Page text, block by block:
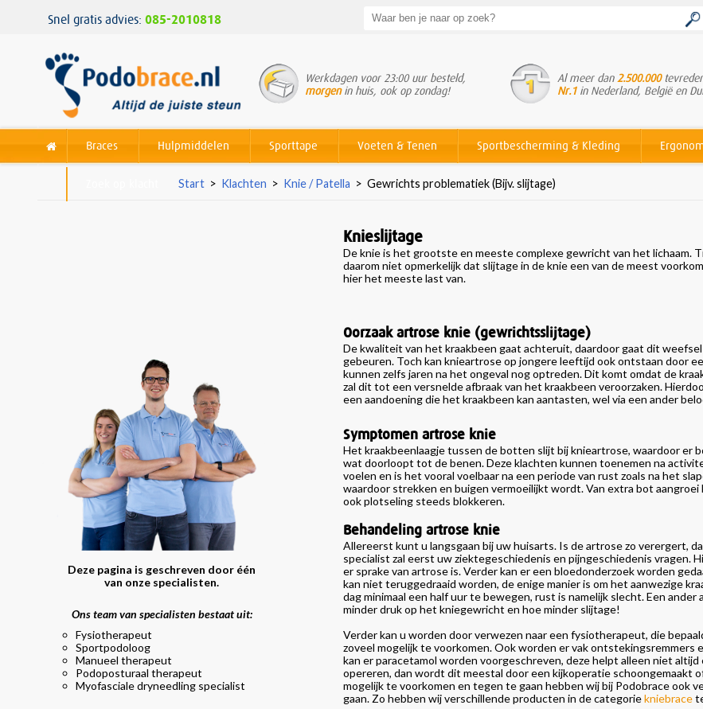
Snel gratis advies: 085-2010818
Werkdagen voor 23:00 uur besteld,
morgenin huis, ook op zondag!
Al meer dan 2.500.000
Nr.1in Nederland, België en
Braces Hulpmiddelen Sporttape Voeten & Tenen Sportbescherming & Kleding
Start > Klachten > Knie / Patella > Gewrichts problematiek (Bijv. slijtage)
Deze pagina is geschreven door één
van onze specialisten.
Ons team van specialisten bestaat uit:
Fysiotherapeut
Sportpodoloog
Manueel therapeut
Podoposturaal therapeut
Myofasciale dryneedling specialist
Knieslijtage
De knie is het grootste en meeste complexe gewricht van het
daarom niet opmerkelijk dat slijtage in de knie een van de meest
hier het meeste last van.
Oorzaak artrose knie (gewrichtsslijtage)
De kwaliteit van het kraakbeen gaat achteruit, daardoor gaat dit
gebeuren. Toch kan knieartrose op jongere leeftijd ook ontstaan door
kunnen zelfs jaren na het ongeval nog optreden. Dit komt omdat de
zal dit tot een versnelde afbraak van het kraakbeen veroorzaken.
een aandoening die het kraakbeen kan aantasten, wel via een ander
Symptomen artrose knie
Het kraakbeenlaagje tussen de botten slijt bij knieartrose, waardoor
wat doorloopt tot de benen. Deze klachten kunnen toenemen na
voelen en is het vooral voelbaar na een periode van rust zoals na het
waardoor strekken en buigen vermoeilijkt wordt. Van extra bot
ook plotseling steeds blokkeren.
Behandeling artrose knie
Allereerst kunt u langsgaan bij uw huisarts. Is de artrose zo verergert,
specialist zal eerst uw ziektegeschiedenis en pijngeschiedenis vragen.
er sprake van artrose is. Verder kan er een bloedonderzoek worden
kan niet teruggedraaid worden, de enige manier is om het aanwezige
dag minimaal een half uur te bewegen, rust is namelijk slecht. Een
minder druk op het kniegewricht en hoe minder slijtage!
Verder kan u worden door verwezen naar een fysiotherapeut, die
zoveel mogelijk te voorkomen. Ook worden er vak
kan er paracetamol worden voorgeschreven, deze helpt alleen niet
opereren, dan wordt dit meestal door een kijkoperatie schoongemaakt
mogelijk te voorkomen en tegen te gaan hebben wij bij Podobrace ook
gaan. Zo hebben wij verschillende producten in de categoriekniebrace